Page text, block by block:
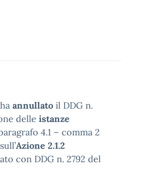
ha annullato il DDG n.
delle istanze
4.1 – comma 2
Azione 2.1.2
con DDG n. 2792 del